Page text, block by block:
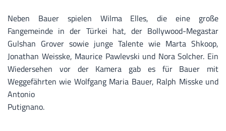
Neben Bauer spielen Wilma Elles, die eine große
Fangemeinde in der Türkei hat, der Bollywood-Megastar
Gulshan Grover sowie junge Talente wie Marta Shkoop,
Jonathan Weisske, Maurice Pawlevski und Nora Solcher. Ein
Wiedersehen vor der Kamera gab es für Bauer mit
Weggefährten wie Wolfgang Maria Bauer, Ralph Misske und
Antonio